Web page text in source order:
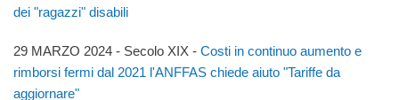
dei "ragazzi" disabili
29 MARZO 2024 - Secolo XIX - Costi in continuo aumento e
rimborsi fermi dal 2021 l'ANFFAS chiede aiuto "Tariffe da
aggiornare"